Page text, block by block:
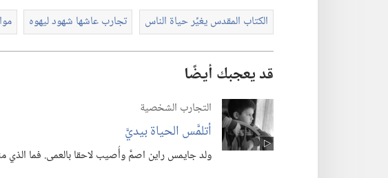
الكتاب المقدس يغيِّر حياة الناس تجارب عاشها شهود ليهوه
قد يعجبك أيضًا
التجارب الشخصية
أتلمَّس الحياة بيديَّ
ولد جايمس راين اصمَّ وأُصيب لاحقا بالعمى.‏ فما الذي